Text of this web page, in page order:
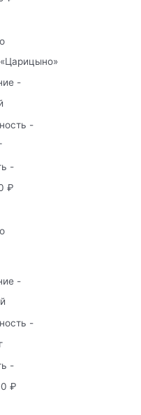
-
-
-
₽
-
-
-
₽